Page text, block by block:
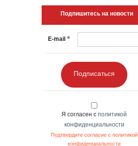
Подпишитесь на новости
E-mail *
Подписаться
Я согласен с политикой
конфиденциальности
Подтвердите согласие с политикой
конфиденциальности